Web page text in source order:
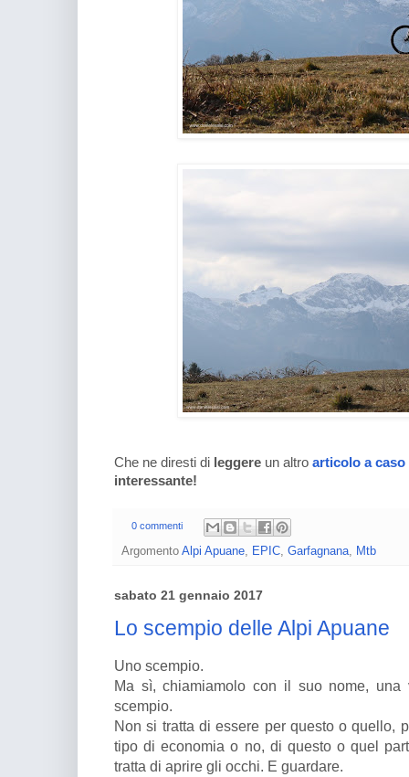
Che ne diresti di leggere un altro articolo a caso
interessante!
0 commenti
Argomento Alpi Apuane EPIC Garfagnana Mtb
sabato 21 gennaio 2017
Lo scempio delle Alpi Apuane
Uno scempio.
Ma sì, chiamiamolo con il suo nome,
scempio.
Non si tratta di essere per questo o quello,
tipo di economia o no, di questo o quel
tratta di aprire gli occhi. E guardare.